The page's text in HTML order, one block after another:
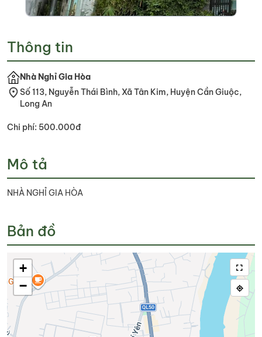
Thông tin
Nhà Nghỉ Gia Hòa
Số 113, Nguyễn Thái Bình, Xã Tân Kim, Huyện Cần Giuộc,
Long An
Chi phí: 500.000đ
Mô tả
NHÀ NGHỈ GIA HÒA
Bản đồ
+
−